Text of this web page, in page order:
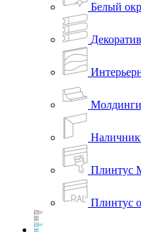
Белый
Молдинги
Плинтус
Плинтус